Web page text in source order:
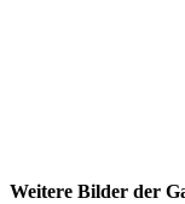
Weitere Bilder der